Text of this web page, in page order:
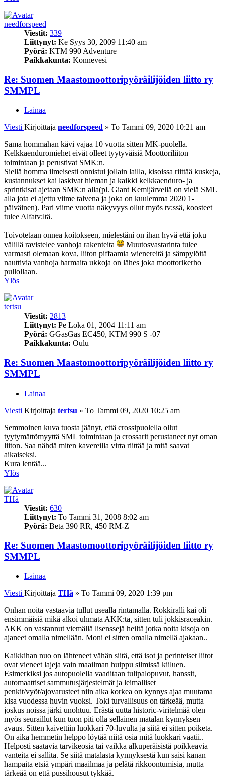
needforspeed
Viestit: 339
Liittynyt: Ke Syys 30, 2009 11:40 am
Pyörä: KTM 990 Adventure
Paikkakunta: Konnevesi
Re: Suomen Maastomoottoripyöräilijöiden liitto ry
SMMPL
Lainaa
Viesti Kirjoittaja needforspeed » To Tammi 09, 2020 10:21 am
Sama hommahan kävi vajaa 10 vuotta sitten MK-puolella.
Kelkkaenduromiehet eivät olleet tyytyväisiä Moottoriliiton
toimintaan ja perustivat SMK:n.
Siellä homma ilmeisesti onnistui jollain lailla, kisoissa riittää kuskeja,
kustannukset kai laskivat hieman ja kaikki kelkkaenduro- ja
sprintkisat ajetaan SMK:n alla(pl. Giant Kemijärvellä on vielä SML
alla jota ei ajettu viime talvena ja joka on kuulemma 2020 1-
päiväinen). Pari viime vuotta näkyvyys ollut myös tv:ssä, koosteet
tulee Alfatv:ltä.
Toivotetaan onnea koitokseen, mielestäni on ihan hyvä että joku
välillä ravistelee vanhoja rakenteita
Muutosvastarinta tulee
varmasti olemaan kova, liiton piffaamia wienereitä ja sämpylöitä
nauttivia vanhoja harmaita ukkoja on lähes joka moottorikerho
pullollaan.
Ylös
tertsu
Viestit: 2813
Liittynyt: Pe Loka 01, 2004 11:11 am
Pyörä: GGasGas EC450, KTM 990 S -07
Paikkakunta: Oulu
Re: Suomen Maastomoottoripyöräilijöiden liitto ry
SMMPL
Lainaa
Viesti Kirjoittaja tertsu » To Tammi 09, 2020 10:25 am
Semmoinen kuva tuosta jäänyt, että crossipuolella ollut
tyytymättömyyttä SML toimintaan ja crossarit perustaneet nyt oman
liiton. Saa nähdä miten kavereilla virta riittää ja mitä saavat
aikaiseksi.
Kura lentää...
Ylös
THä
Viestit: 630
Liittynyt: To Tammi 31, 2008 8:02 am
Pyörä: Beta 390 RR, 450 RM-Z
Re: Suomen Maastomoottoripyöräilijöiden liitto ry
SMMPL
Lainaa
Viesti Kirjoittaja THä » To Tammi 09, 2020 1:39 pm
Onhan noita vastaavia tullut usealla rintamalla. Rokkiralli kai oli
ensimmäisiä mikä alkoi uhmata AKK:ta, sitten tuli jokkisraceakin.
AKK on vastannut viemällä lisenssejä heiltä jotka noita kisoja on
ajaneet omalla nimellään. Moni ei sitten omalla nimellä ajakaan..
Kaikkihan nuo on lähteneet vähän siitä, että isot ja perinteiset liitot
ovat vieneet lajeja vain maailman huippu silmissä kiiluen.
Esimerkiksi jos autopuolella vaaditaan tulipalopuvut, hanssit,
automaattiset sammutusjärjestelmät ja leimalliset
penkit/vyöt/ajovarusteet niin aika korkea on kynnys ajaa muutama
kisa vuodessa huvin vuoksi. Toki turvallisuus on tärkeää, mutta
joskus noissa järki unohtuu. Erästä uutta historic-viritelmää olen
myös seuraillut kun tuon piti olla sellainen matalan kynnyksen
avaus. Sitten kaivettiin luokkari 70-luvulta ja siitä ei sitten poiketa.
On aika hemmetin helppo löytää niitä osia mitä luokkari vaatii..
Helposti saatavia tarvikeosia tai vaikka alkuperäisistä poikkeavia
vanteita ei sallita. Se siitä matalasta kynnyksestä kun saisi kanan
hampaita etsiä ympäri maailmaa ja pelätä rikkoontumisia, mutta
tärkeää on että pussihousut tykkää.